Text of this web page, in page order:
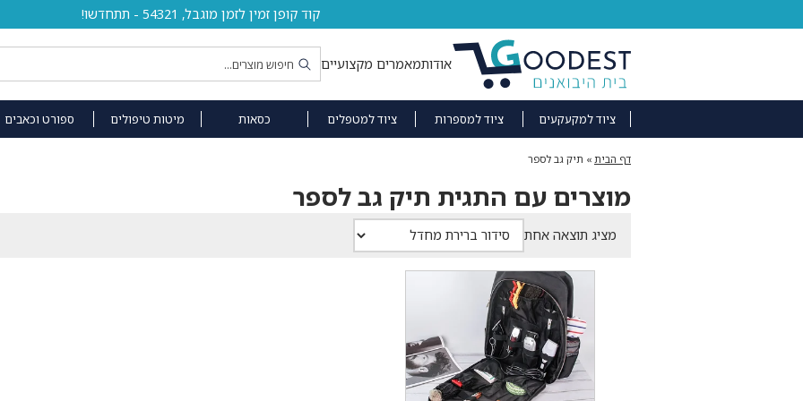
קוד קופן זמין לזמן מוגבל, 54321 - תתחדשו!
אודותמאמרים מקצועיים
ציוד למקעקעים ציוד למספרות ציוד למטפלים כסאות מיטות טיפולים ספורט וכאבים
דף הבית » תיק גב לספר
מוצרים עם התגית תיק גב לספר
מציג תוצאה אחת